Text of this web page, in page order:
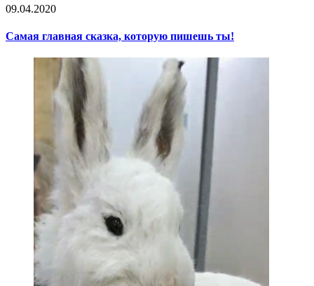
09.04.2020
Самая главная сказка, которую пишешь ты!